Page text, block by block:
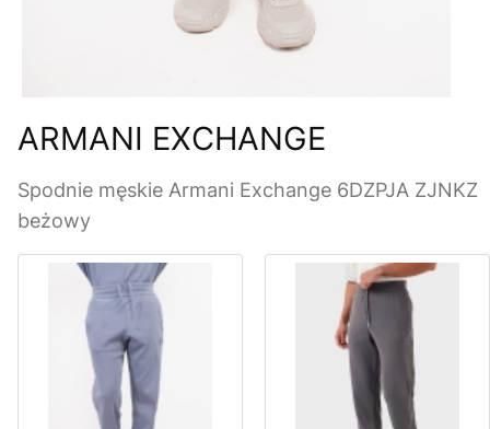
ARMANI EXCHANGE
Spodnie męskie Armani Exchange 6DZPJA ZJNKZ
beżowy